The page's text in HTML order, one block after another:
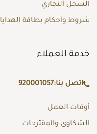
السجل التجاري
شروط وأحكام بطاقة الهدايا
خدمة العملاء
اتصل بنا:920001057
أوقات العمل
الشكاوى والمقترحات